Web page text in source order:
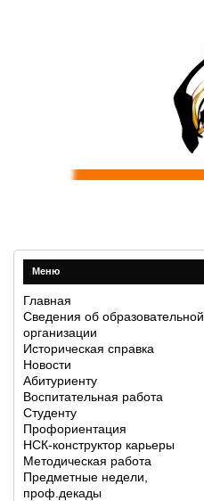
Меню
Главная
Сведения об образовательной
организации
Историческая справка
Новости
Абитуриенту
Воспитательная работа
Студенту
Профориентация
НСК-конструктор карьеры
Методическая работа
Предметные недели,
проф.декады